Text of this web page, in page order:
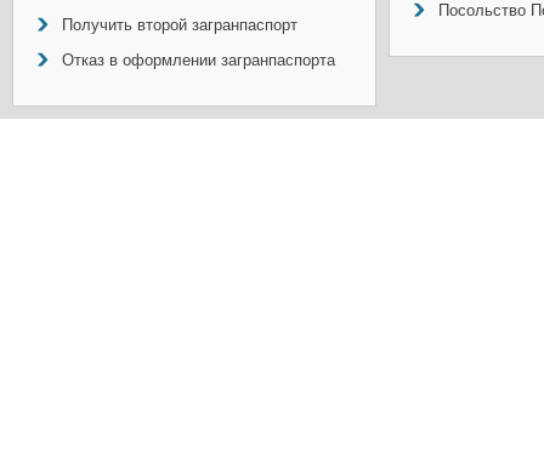
Получить второй загранпаспорт
Отказ в оформлении загранпаспорта
Посольство